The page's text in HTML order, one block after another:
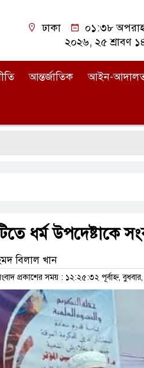
ঢাকা
০১:৩৮
২০২৬, ২৫ শ্রাবণ
আন্তর্জাতিক আইন-
ধর্ম উপদেষ্টাকে
বিলাল খান
প্রকাশের সময় : ১২:২৫:৩২ পূর্বাহ্ন,